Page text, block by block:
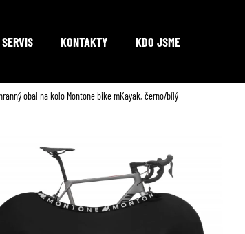
SERVIS KONTAKTY KDO JSME
obal na kolo Montone bike mKayak, černo/bílý
najít?
Doporučujeme